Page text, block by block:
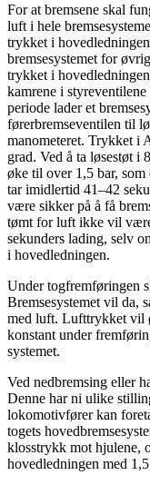
For at bremsene skal
luft i hele
trykket i
bremsesystemet for
trykket i
kamrene i
periode lader et
førerbremseventilen til
manometeret. Trykket i
grad. Ved å ta løsestøt i
øke til over 1,5 bar,
tar imidlertid 41–42
være sikker på å få
tømt for luft ikke vil
sekunders lading, selv
i hovedledningen.
Under togfremføringen
Bremsesystemet vil da,
med luft. Lufttrykket vil
konstant under
systemet.
Ved nedbremsing eller
Denne har ni ulike
lokomotivfører kan
togets
klosstrykk mot hjulene,
hovedledningen med 1,5